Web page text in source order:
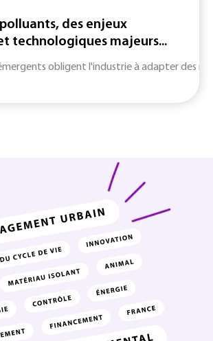
des enjeux
technologiques majeurs...
obligent l'industrie à adapter des